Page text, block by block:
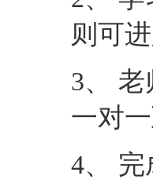
则可
3、
一对一
4、